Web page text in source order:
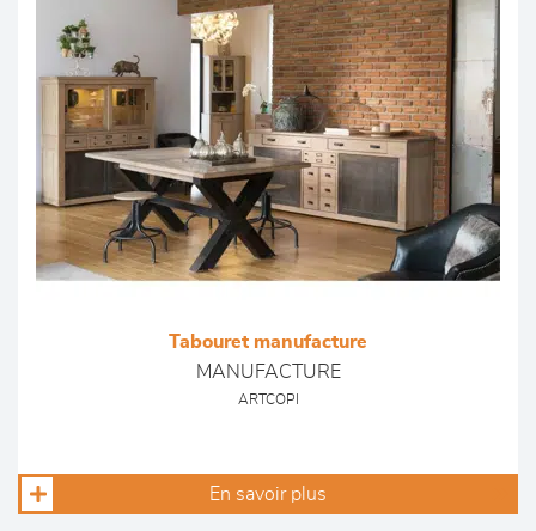
Tabouret manufacture
MANUFACTURE
ARTCOPI
En savoir plus